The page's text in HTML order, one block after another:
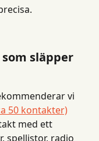
släpper
vi
50 kontakter)
med ett
spellistor, radio